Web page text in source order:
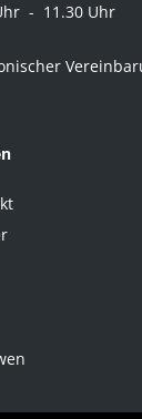
- 11.30 Uhr